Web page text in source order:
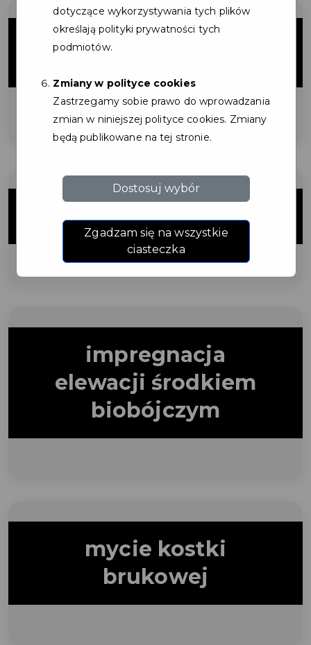
10%
na mycie dachów
impregnacja kostki
impregnacja
elewacji środkiem
biobójczym
mycie kostki
brukowej
dotyczące wykorzystywania tych plików
określają polityki prywatności tych
podmiotów.
Zmiany w polityce cookies
Zastrzegamy sobie prawo do wprowadzania
zmian w niniejszej polityce cookies. Zmiany
będą publikowane na tej stronie.
Dostosuj wybór
Zgadzam się na wszystkie
ciasteczka